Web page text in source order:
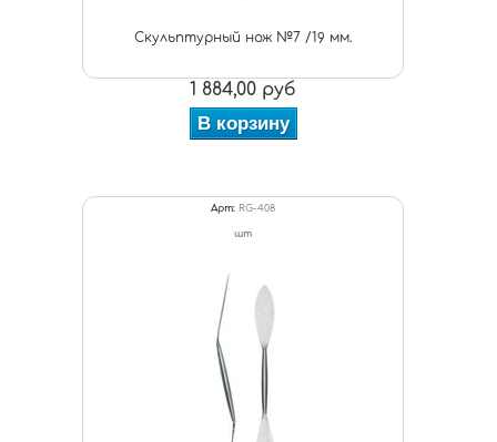
Скульптурный нож №7 /19 мм.
1 884,00 руб
В корзину
Арт: RG-408
шт